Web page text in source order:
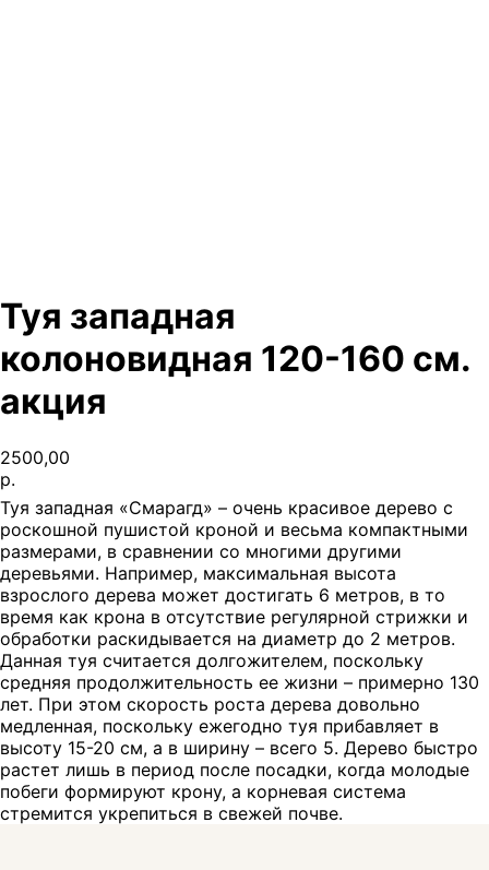
Туя западная
колоновидная 120-160 см.
акция
2500,00
р.
Туя западная «Смарагд» – очень красивое дерево с
роскошной пушистой кроной и весьма компактными
размерами, в сравнении со многими другими
деревьями. Например, максимальная высота
взрослого дерева может достигать 6 метров, в то
время как крона в отсутствие регулярной стрижки и
обработки раскидывается на диаметр до 2 метров.
Данная туя считается долгожителем, поскольку
средняя продолжительность ее жизни – примерно 130
лет. При этом скорость роста дерева довольно
медленная, поскольку ежегодно туя прибавляет в
высоту 15-20 см, а в ширину – всего 5. Дерево быстро
растет лишь в период после посадки, когда молодые
побеги формируют крону, а корневая система
стремится укрепиться в свежей почве.